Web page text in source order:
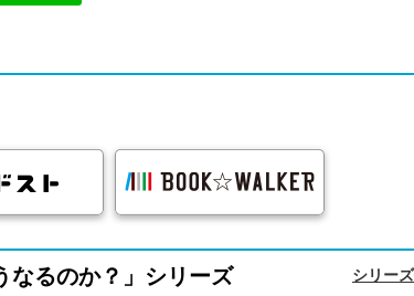
なるのか？」シリーズ シリー